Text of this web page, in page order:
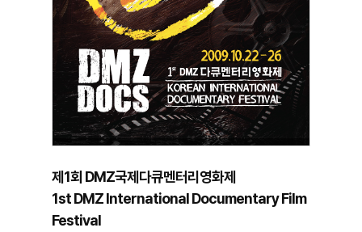
제1회 DMZ국제다큐멘터리영화제
1st DMZ International Documentary Film
Festival